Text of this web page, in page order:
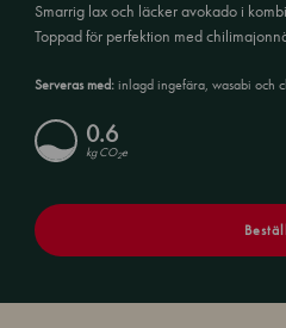
Smarrig lax och läcker avokado i
Toppad för perfektion med
Serveras med:inlagd ingefära, wasabi och
0.6
kg CO2e
Beställ